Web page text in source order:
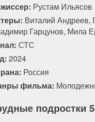
Рустам Ильясов
Виталий Андреев,
Гарцунов, Мила
СТС
2024
Россия
фильма:
подростки